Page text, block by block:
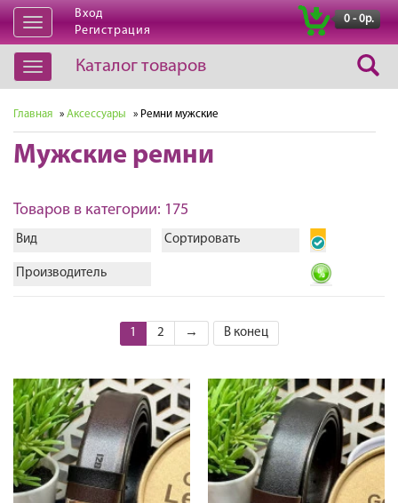
Открыть
навигацию
Вход
Регистрация
0 - 0р.
Открыть
навигацию
Каталог товаров
Главная » Аксессуары » Ремни мужские
Мужские ремни
Товаров в категории: 175
Вид Сортировать
Производитель
1 2 → В конец